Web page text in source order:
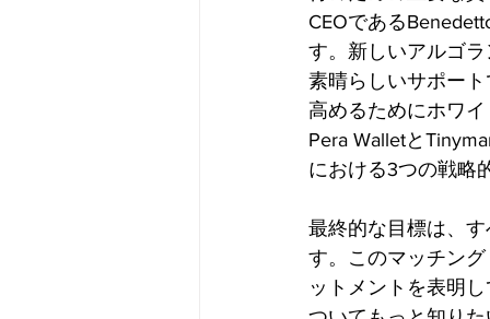
CEOである
す。新しいアルゴ
素晴らしいサポー
高めるためにホワ
Pera Walletと
における3つの戦略
最終的な目標は、
す。このマッチン
ットメントを表明